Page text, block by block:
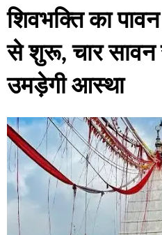
शिवभक्ति का
से शुरू, चार सावन
उमड़ेगी आस्था